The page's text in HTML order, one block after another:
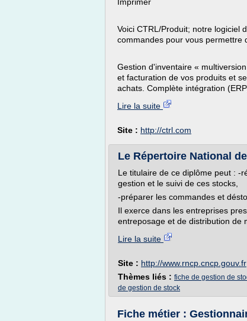
Voici CTRL/Produit; notre logiciel
commandes pour vous permettre
Gestion d'inventaire «
et facturation de vos produits et
achats. Complète intégration
Lire la suite
Site : http://ctrl.com
Le Répertoire National
Le titulaire de ce diplôme peut : -
gestion et le suivi de ces stocks,
-préparer les commandes et
Il exerce dans les entreprises
entreposage et de distribution de
Lire la suite
Site : http://www.rncp.cncp.gouv.fr
Thèmes liés : fiche de gestion de
de gestion de stock
Fiche métier :